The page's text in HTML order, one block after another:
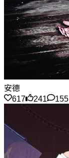
安德
617
241 155